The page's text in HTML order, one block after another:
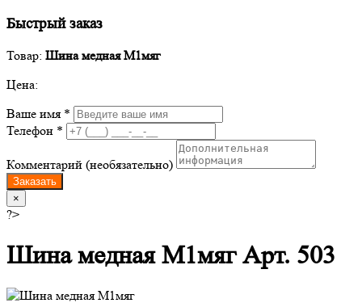
Быстрый заказ
Товар: Шина медная М1мяг
Цена:
Ваше имя *
Телефон *
Комментарий (необязательно)
Заказать
×
?>
Шина медная М1мяг Арт. 503